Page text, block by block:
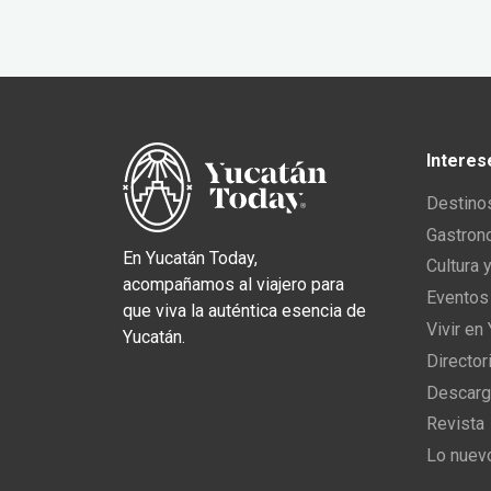
En Yucatán Today,
acompañamos al viajero para
que viva la auténtica esencia de
Yucatán.
Cultura
Vivir en
Revista
Lo